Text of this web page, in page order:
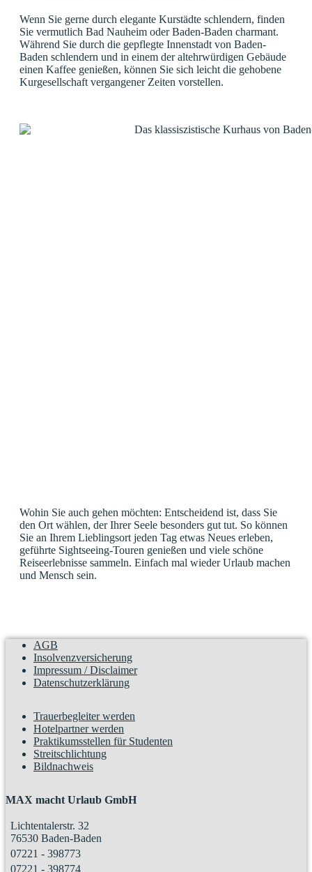
Wenn Sie gerne durch elegante Kurstädte schlendern, finden
Sie vermutlich Bad Nauheim oder Baden-Baden charmant.
Während Sie durch die gepflegte Innenstadt von Baden-
Baden schlendern und in einem der altehrwürdigen Gebäude
einen Kaffee genießen, können Sie sich leicht die gehobene
Kurgesellschaft vergangener Zeiten vorstellen.
Wohin Sie auch gehen möchten: Entscheidend ist, dass Sie
den Ort wählen, der Ihrer Seele besonders gut tut. So können
Sie an Ihrem Lieblingsort jeden Tag etwas Neues erleben,
geführte Sightseeing-Touren genießen und viele schöne
Reiseerlebnisse sammeln. Einfach mal wieder Urlaub machen
und Mensch sein.
AGB
Insolvenzversicherung
Impressum / Disclaimer
Datenschutzerklärung
Trauerbegleiter werden
Hotelpartner werden
Praktikumsstellen für Studenten
Streitschlichtung
Bildnachweis
MAX macht Urlaub GmbH
Lichtentalerstr. 32
76530 Baden-Baden
07221 - 398773
07221 - 398774